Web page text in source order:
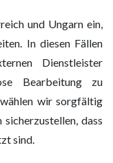
und Ungarn ein,
In diesen Fällen
Dienstleister
Bearbeitung zu
wir sorgfältig
dass
sind.